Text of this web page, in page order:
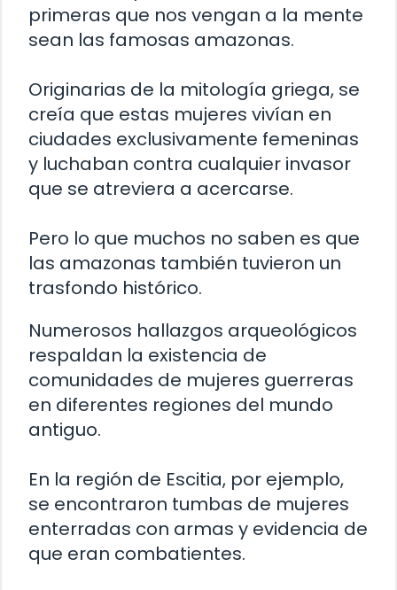
primeras que nos vengan a la mente
sean las famosas amazonas.
Originarias de la mitología griega, se
creía que estas mujeres vivían en
ciudades exclusivamente femeninas
y luchaban contra cualquier invasor
que se atreviera a acercarse.
Pero lo que muchos no saben es que
las amazonas también tuvieron un
trasfondo histórico.
Numerosos hallazgos arqueológicos
respaldan la existencia de
comunidades de mujeres guerreras
en diferentes regiones del mundo
antiguo.
En la región de Escitia, por ejemplo,
se encontraron tumbas de mujeres
enterradas con armas y evidencia de
que eran combatientes.